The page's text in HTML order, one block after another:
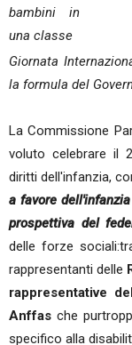
Giornata
la formula del
La Commissione
voluto celebrare il
diritti dell'infanzia,
a favore
prospettiva del
delle forze
rappresentanti delle
rappresentative
Anffas che
specifico alla